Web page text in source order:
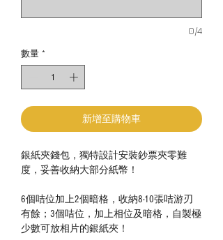
0/4
數量 *
新增至購物車
銀紙夾錢包，獨特設計安裝鈔票夾零難
度，妥善收納大部分紙幣！
6個咭位加上2個暗格，收納8-10張咭游刃
有餘；3個咭位，加上相位及暗格，自製極
少數可放相片的銀紙夾！